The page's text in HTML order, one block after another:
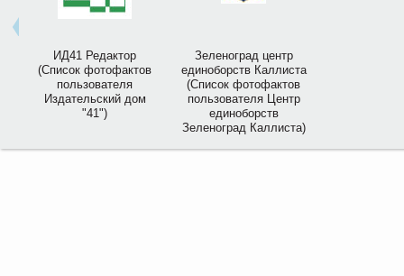
ИД41 Редактор
(Список фотофактов
пользователя
Издательский дом
"41")
Зеленоград центр
единоборств Каллиста
(Список фотофактов
пользователя Центр
единоборств
Зеленоград Каллиста)